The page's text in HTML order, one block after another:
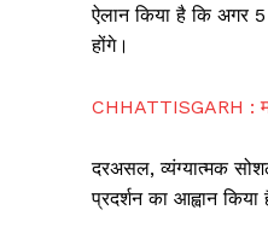
ऐलान किया है कि अगर 5
होंगे।
CHHATTISGARH :
दरअसल, व्यंग्यात्मक
प्रदर्शन का आह्वान